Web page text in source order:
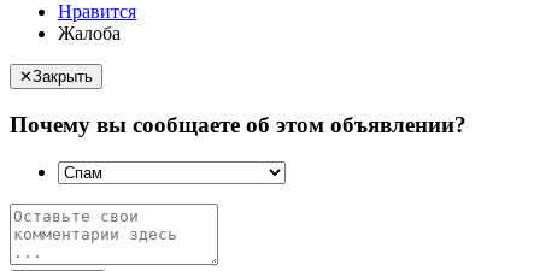
Нравится
Жалоба
✕Закрыть
Почему вы сообщаете об этом объявлении?